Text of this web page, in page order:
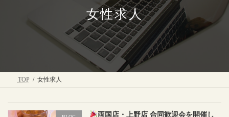
女性求人
TOP 女性求人
両国店・上野店 合同歓迎会を開催し